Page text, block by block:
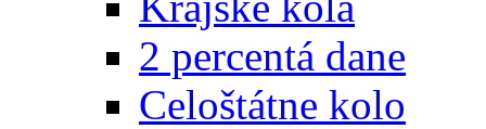
2 percentá dane
Celoštátne kolo